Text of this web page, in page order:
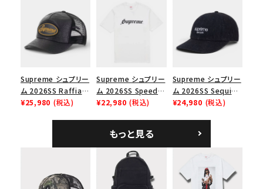
ノツイル キャンプキャ
ップ ブラック
Supreme シュプリー
ム 2026SS Raffia
Mesh Back 5-Panel
¥25,980 (税込)
Supreme シュプリー
ム 2026SS Speed
Tee スピードTシャツ
¥22,980 (税込)
Supreme シュプリー
ム 2026SS Sequin
Denim Classic
シックロゴ 6パネルキ
ャップ ブラック
¥24,980 (税込)
もっと見る